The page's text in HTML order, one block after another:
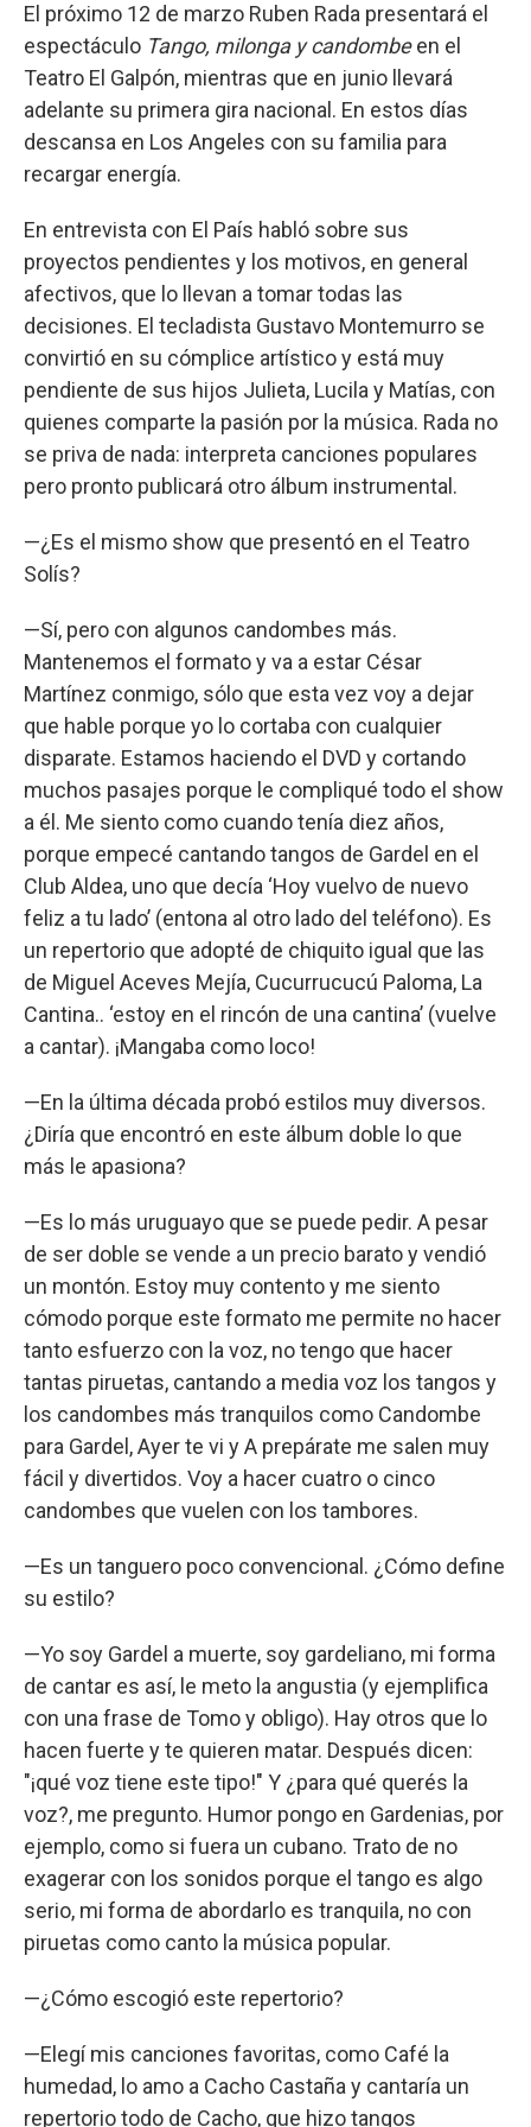
El próximo 12 de marzo Ruben Rada presentará el
espectáculo Tango, milonga y candombeen el
Teatro El Galpón, mientras que en junio llevará
adelante su primera gira nacional. En estos días
descansa en Los Angeles con su familia para
recargar energía.
En entrevista con El País habló sobre sus
proyectos pendientes y los motivos, en general
afectivos, que lo llevan a tomar todas las
decisiones. El tecladista Gustavo Montemurro se
convirtió en su cómplice artístico y está muy
pendiente de sus hijos Julieta, Lucila y Matías, con
quienes comparte la pasión por la música. Rada no
se priva de nada: interpreta canciones populares
pero pronto publicará otro álbum instrumental.
—¿Es el mismo show que presentó en el Teatro
Solís?
—Sí, pero con algunos candombes más.
Mantenemos el formato y va a estar César
Martínez conmigo, sólo que esta vez voy a dejar
que hable porque yo lo cortaba con cualquier
disparate. Estamos haciendo el DVD y cortando
muchos pasajes porque le compliqué todo el show
a él. Me siento como cuando tenía diez años,
porque empecé cantando tangos de Gardel en el
Club Aldea, uno que decía ‘Hoy vuelvo de nuevo
feliz a tu lado’ (entona al otro lado del teléfono). Es
un repertorio que adopté de chiquito igual que las
de Miguel Aceves Mejía, Cucurrucucú Paloma, La
Cantina.. ‘estoy en el rincón de una cantina’ (vuelve
a cantar). ¡Mangaba como loco!
—En la última década probó estilos muy diversos.
¿Diría que encontró en este álbum doble lo que
más le apasiona?
—Es lo más uruguayo que se puede pedir. A pesar
de ser doble se vende a un precio barato y vendió
un montón. Estoy muy contento y me siento
cómodo porque este formato me permite no hacer
tanto esfuerzo con la voz, no tengo que hacer
tantas piruetas, cantando a media voz los tangos y
los candombes más tranquilos como Candombe
para Gardel, Ayer te vi y A prepárate me salen muy
fácil y divertidos. Voy a hacer cuatro o cinco
candombes que vuelen con los tambores.
—Es un tanguero poco convencional. ¿Cómo define
su estilo?
—Yo soy Gardel a muerte, soy gardeliano, mi forma
de cantar es así, le meto la angustia (y ejemplifica
con una frase de Tomo y obligo). Hay otros que lo
hacen fuerte y te quieren matar. Después dicen:
"¡qué voz tiene este tipo!" Y ¿para qué querés la
voz?, me pregunto. Humor pongo en Gardenias, por
ejemplo, como si fuera un cubano. Trato de no
exagerar con los sonidos porque el tango es algo
serio, mi forma de abordarlo es tranquila, no con
piruetas como canto la música popular.
—¿Cómo escogió este repertorio?
—Elegí mis canciones favoritas, como Café la
humedad, lo amo a Cacho Castaña y cantaría un
repertorio todo de Cacho, que hizo tangos